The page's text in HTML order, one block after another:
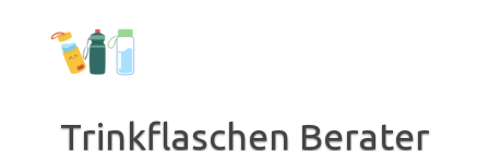
springen
Trinkflaschen Berater